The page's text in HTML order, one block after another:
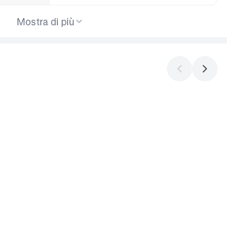
Mostra di più